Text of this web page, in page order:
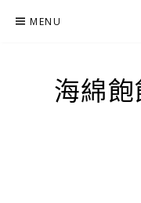
MENU
海綿